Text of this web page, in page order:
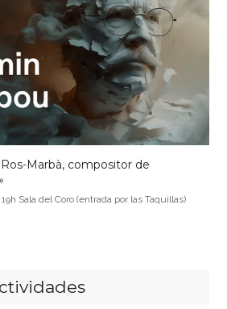
Marbà, compositor de
Sala del Coro (entrada por las Taquillas)